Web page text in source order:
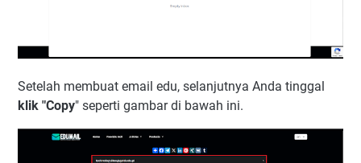
Setelah membuat email edu, selanjutnya Anda tinggal
klik "Copy" seperti gambar di bawah ini.